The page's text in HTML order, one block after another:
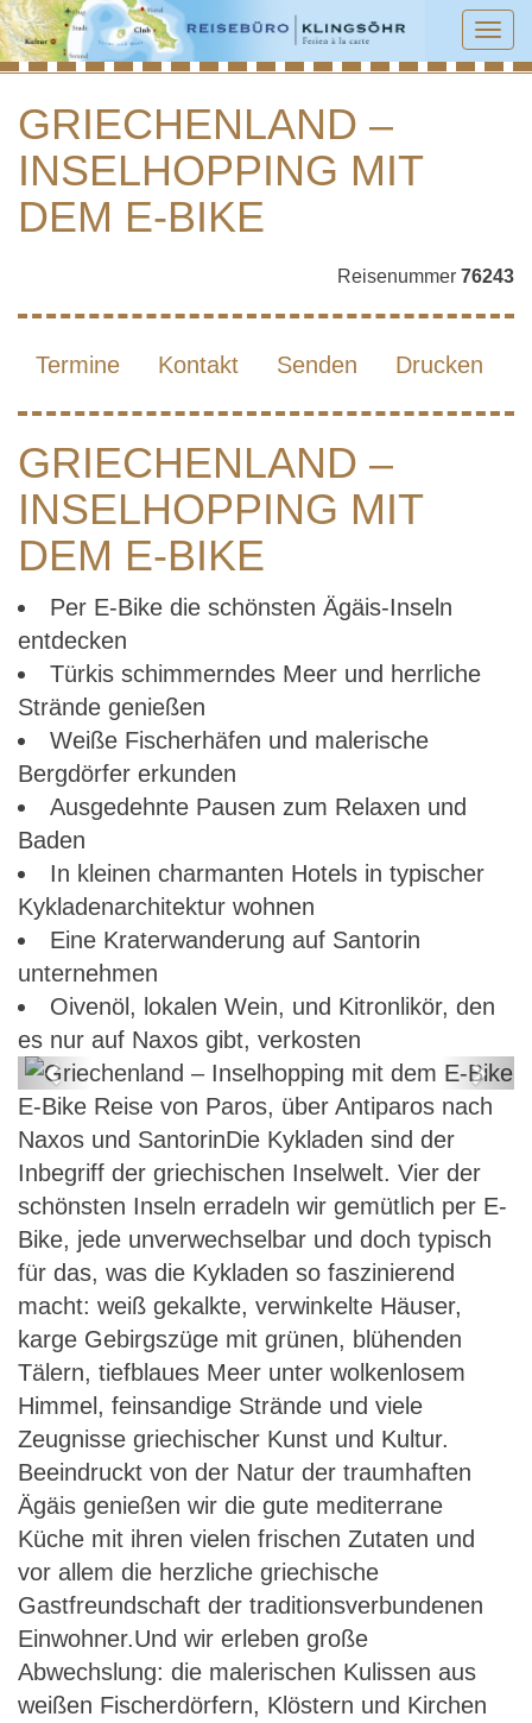
GRIECHENLAND – INSELHOPPING MIT
DEM E-BIKE
GRIECHENLAND –
INSELHOPPING MIT
DEM E-BIKE
Reisenummer 76243
Termine Kontakt Senden Drucken
GRIECHENLAND –
INSELHOPPING MIT
DEM E-BIKE
Per E-Bike die schönsten Ägäis-Inseln
entdecken
Türkis schimmerndes Meer und herrliche
Strände genießen
Weiße Fischerhäfen und malerische
Bergdörfer erkunden
Ausgedehnte Pausen zum Relaxen und
Baden
In kleinen charmanten Hotels in typischer
Kykladenarchitektur wohnen
Eine Kraterwanderung auf Santorin
unternehmen
Oivenöl, lokalen Wein, und Kitronlikör, den
es nur auf Naxos gibt, verkosten
Griechenland – Inselhopping mit
dem E-Bike
Previous
Next
E-Bike Reise von Paros, über Antiparos nach
Naxos und SantorinDie Kykladen sind der
Inbegriff der griechischen Inselwelt. Vier der
schönsten Inseln erradeln wir gemütlich per E-
Bike, jede unverwechselbar und doch typisch
für das, was die Kykladen so faszinierend
macht: weiß gekalkte, verwinkelte Häuser,
karge Gebirgszüge mit grünen, blühenden
Tälern, tiefblaues Meer unter wolkenlosem
Himmel, feinsandige Strände und viele
Zeugnisse griechischer Kunst und Kultur.
Beeindruckt von der Natur der traumhaften
Ägäis genießen wir die gute mediterrane
Küche mit ihren vielen frischen Zutaten und
vor allem die herzliche griechische
Gastfreundschaft der traditionsverbundenen
Einwohner.Und wir erleben große
Abwechslung: die malerischen Kulissen aus
weißen Fischerdörfern, Klöstern und Kirchen